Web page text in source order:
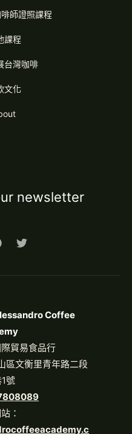
師證照課程
課程
台灣咖啡
文化
newsletter
Coffee
貿易食品行
區文衡里青年路二段
號
：